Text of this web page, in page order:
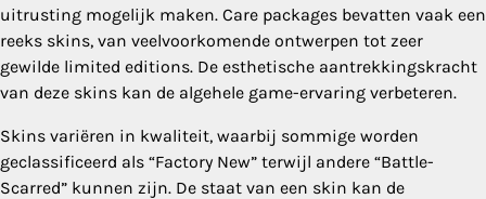
uitrusting mogelijk maken. Care packages bevatten vaak een
reeks skins, van veelvoorkomende ontwerpen tot zeer
gewilde limited editions. De esthetische aantrekkingskracht
van deze skins kan de algehele game-ervaring verbeteren.
Skins variëren in kwaliteit, waarbij sommige worden
geclassificeerd als “Factory New” terwijl andere “Battle-
Scarred” kunnen zijn. De staat van een skin kan de